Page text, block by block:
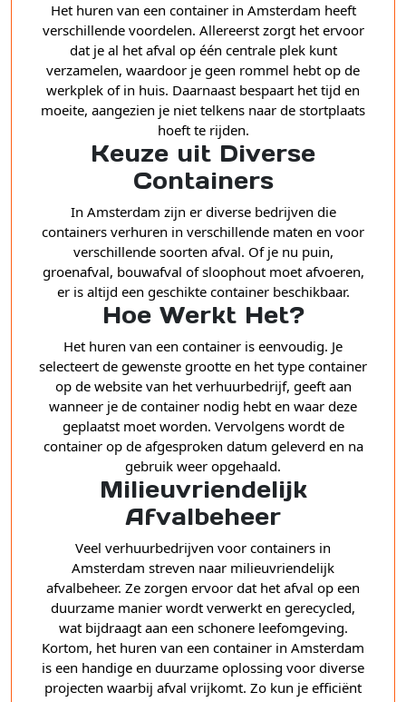
Het huren van een container in Amsterdam heeft
verschillende voordelen. Allereerst zorgt het ervoor
dat je al het afval op één centrale plek kunt
verzamelen, waardoor je geen rommel hebt op de
werkplek of in huis. Daarnaast bespaart het tijd en
moeite, aangezien je niet telkens naar de stortplaats
hoeft te rijden.
Keuze uit Diverse
Containers
In Amsterdam zijn er diverse bedrijven die
containers verhuren in verschillende maten en voor
verschillende soorten afval. Of je nu puin,
groenafval, bouwafval of sloophout moet afvoeren,
er is altijd een geschikte container beschikbaar.
Hoe Werkt Het?
Het huren van een container is eenvoudig. Je
selecteert de gewenste grootte en het type container
op de website van het verhuurbedrijf, geeft aan
wanneer je de container nodig hebt en waar deze
geplaatst moet worden. Vervolgens wordt de
container op de afgesproken datum geleverd en na
gebruik weer opgehaald.
Milieuvriendelijk
Afvalbeheer
Veel verhuurbedrijven voor containers in
Amsterdam streven naar milieuvriendelijk
afvalbeheer. Ze zorgen ervoor dat het afval op een
duurzame manier wordt verwerkt en gerecycled,
wat bijdraagt aan een schonere leefomgeving.
Kortom, het huren van een container in Amsterdam
is een handige en duurzame oplossing voor diverse
projecten waarbij afval vrijkomt. Zo kun je efficiënt